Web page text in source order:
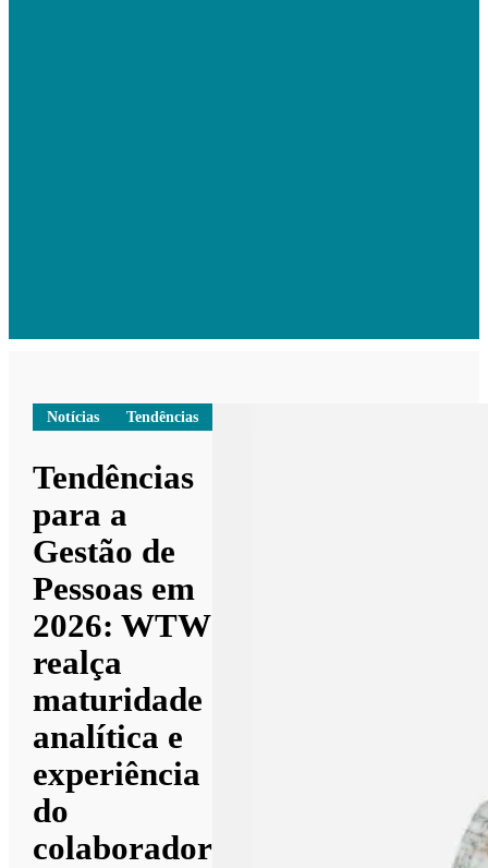
Notícias Tendências
Tendências
para a
Gestão de
Pessoas em
2026: WTW
realça
maturidade
analítica e
experiência
do
colaborador